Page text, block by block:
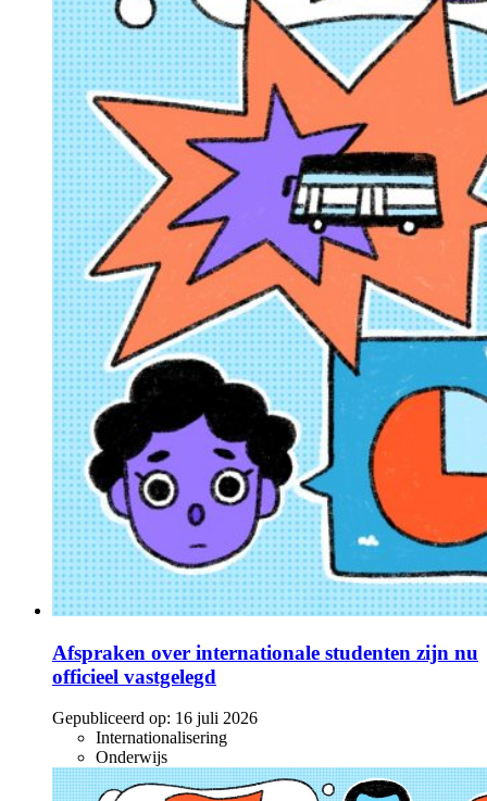
Afspraken over internationale studenten zijn nu
officieel vastgelegd
Gepubliceerd op: 16 juli 2026
Internationalisering
Onderwijs